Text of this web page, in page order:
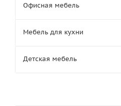
Офисная мебель
Мебель для кухни
Детская мебель